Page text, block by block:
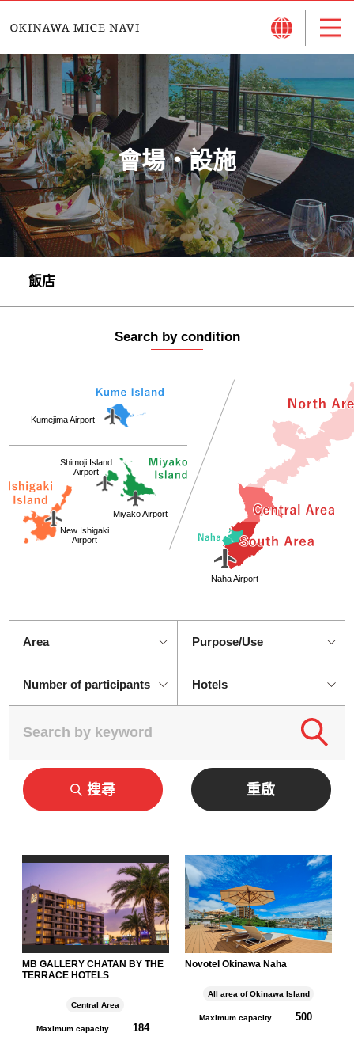
會場・設施
飯店
Search by condition
Kumejima Airport
New Ishigaki
Airport
Shimoji Island
Airport
Miyako Airport
Naha Airport
Number of participants
搜尋 重啟
MB GALLERY CHATAN BY THE
TERRACE HOTELS
Central Area
Maximum capacity 184
Novotel Okinawa Naha
All area of Okinawa Island
Maximum capacity 500